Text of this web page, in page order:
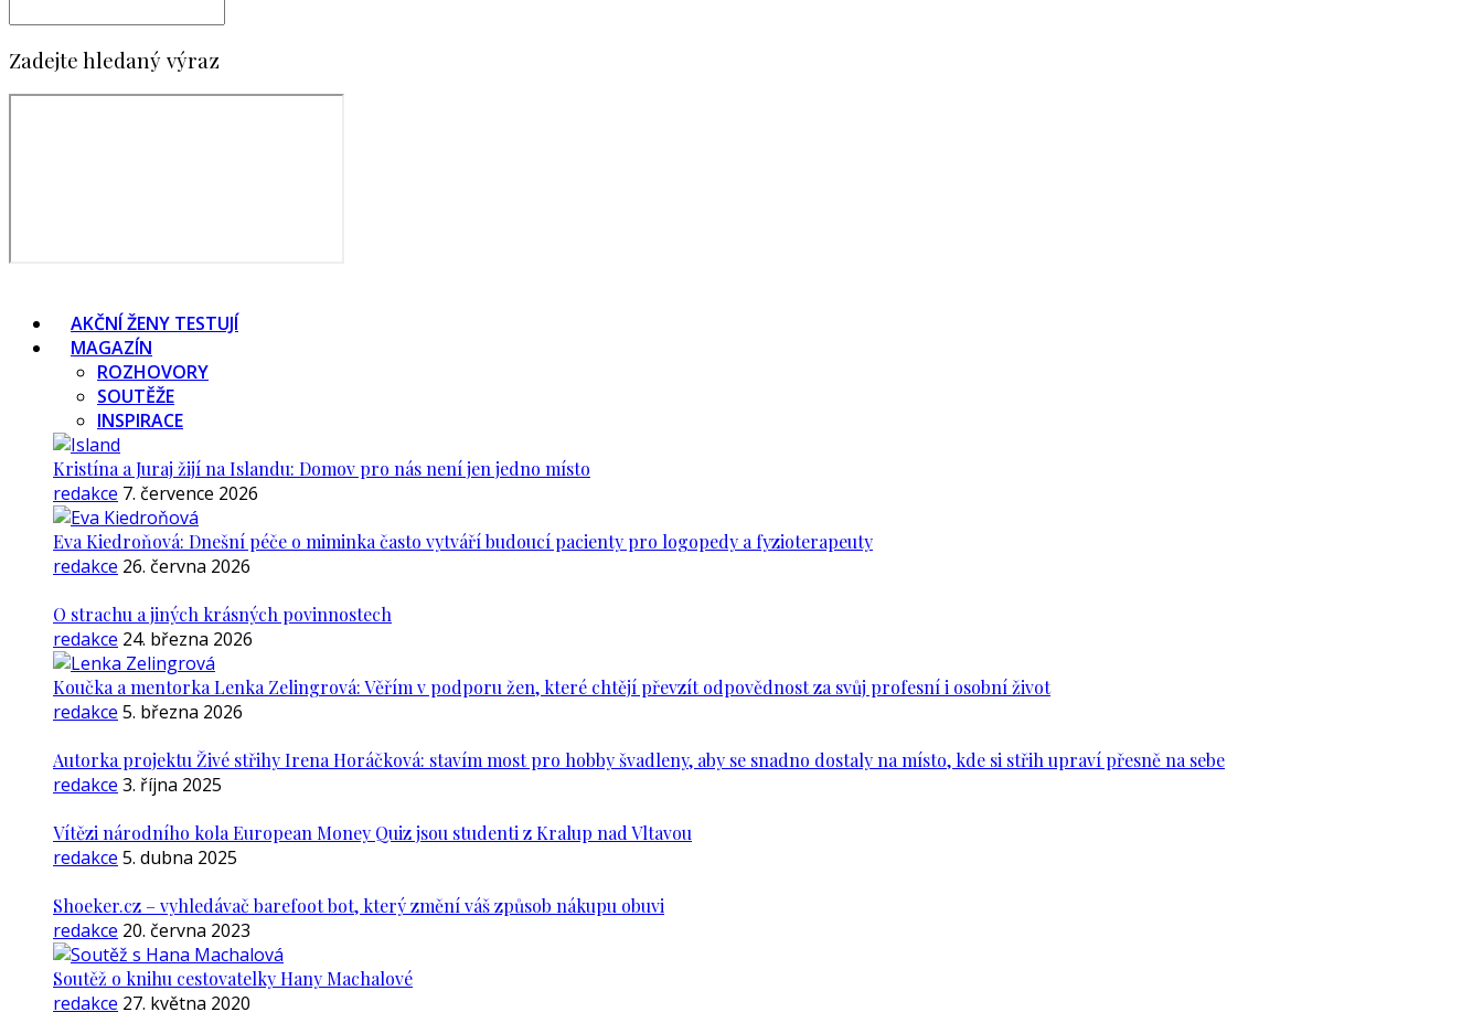
Zadejte hledaný výraz
AKČNÍ ŽENY TESTUJÍ
MAGAZÍN
ROZHOVORY
SOUTĚŽE
INSPIRACE
Kristína a Juraj žijí na Islandu: Domov pro nás není jen jedno místo
redakce 7. července 2026
Eva Kiedroňová: Dnešní péče o miminka často vytváří budoucí pacienty pro logopedy a fyzioterapeuty
redakce 26. června 2026
O strachu a jiných krásných povinnostech
redakce 24. března 2026
Koučka a mentorka Lenka Zelingrová: Věřím v podporu žen, které chtějí převzít odpovědnost za svůj profesní i osobní život
redakce 5. března 2026
Autorka projektu Živé střihy Irena Horáčková: stavím most pro hobby švadleny, aby se snadno dostaly na místo, kde si střih upraví přesně na sebe
redakce 3. října 2025
Vítězi národního kola European Money Quiz jsou studenti z Kralup nad Vltavou
redakce 5. dubna 2025
Shoeker.cz – vyhledávač barefoot bot, který změní váš způsob nákupu obuvi
redakce 20. června 2023
Soutěž o knihu cestovatelky Hany Machalové
redakce 27. května 2020